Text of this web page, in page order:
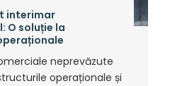
interimar
O soluție la
neprevăzute
operaționale și